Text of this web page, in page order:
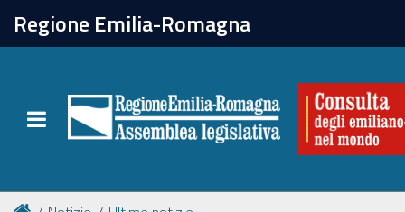
Regione Emilia-Romagna
Toggle navigation
chiudi
Attività
Per chi vive all'estero